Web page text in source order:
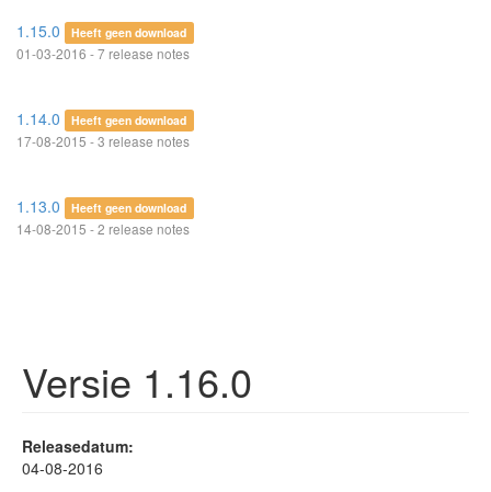
1.15.0 Heeft geen download
01-03-2016 - 7 release notes
1.14.0 Heeft geen download
17-08-2015 - 3 release notes
1.13.0 Heeft geen download
14-08-2015 - 2 release notes
Versie 1.16.0
Releasedatum:
04-08-2016